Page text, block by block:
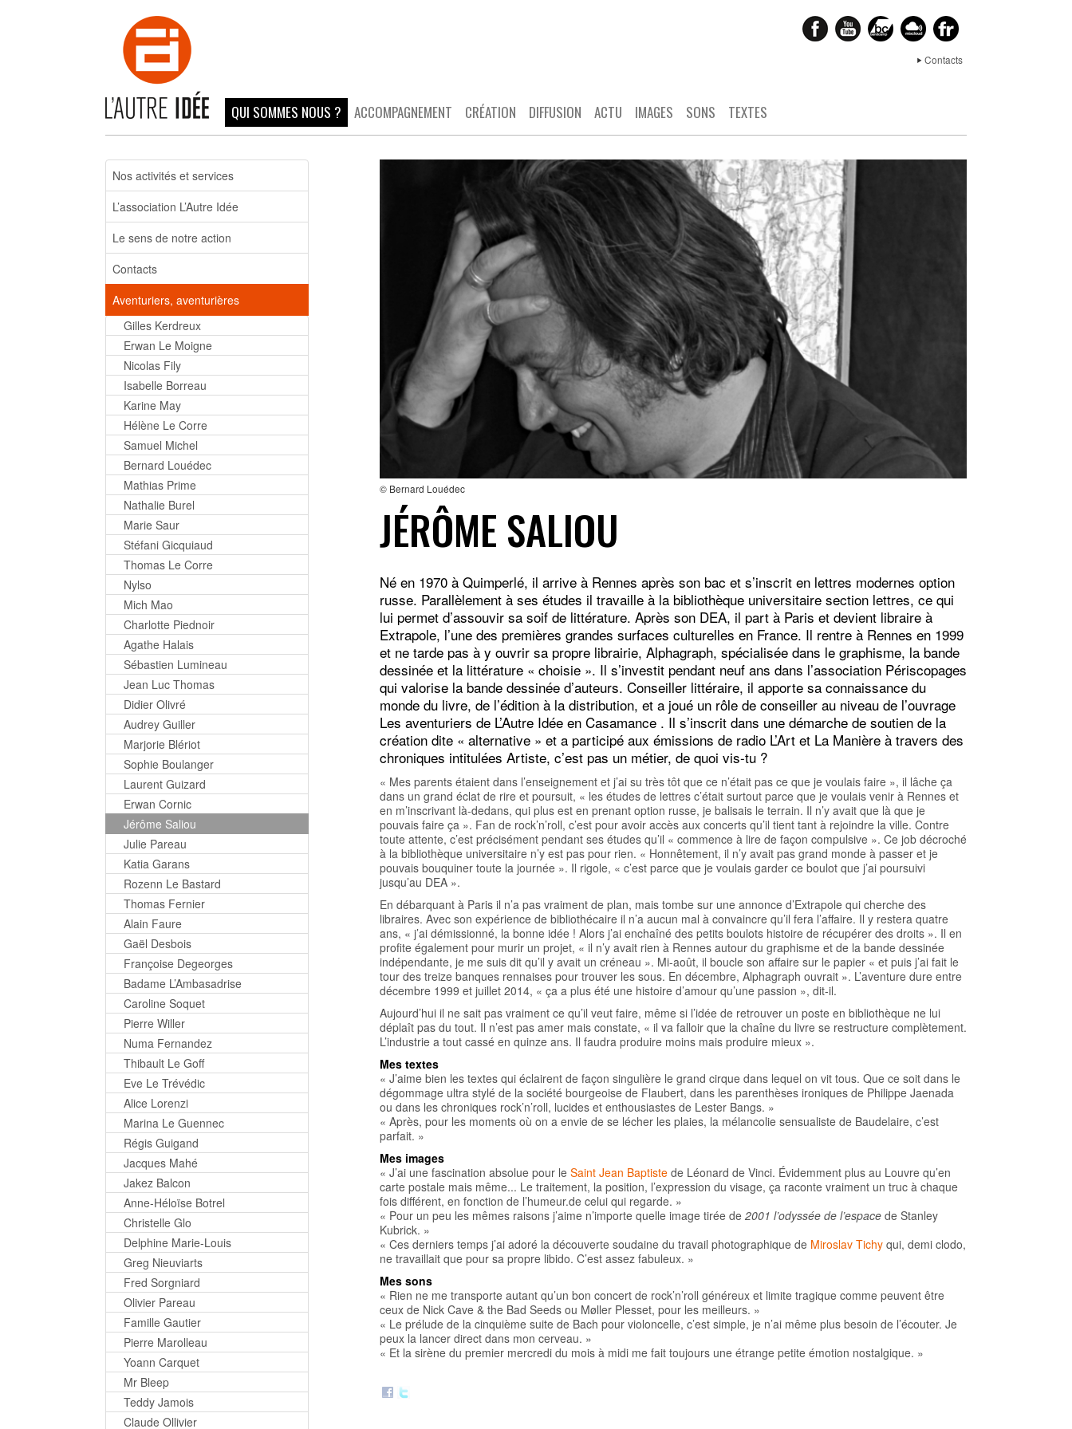
Contacts
QUI SOMMES NOUS ? ACCOMPAGNEMENT CRÉATION DIFFUSION ACTU IMAGES SONS TEXTES
© Bernard Louédec
JÉRÔME SALIOU
Né en 1970 à Quimperlé, il arrive à Rennes après son bac et s’inscrit en lettres modernes option
russe. Parallèlement à ses études il travaille à la bibliothèque universitaire section lettres, ce qui
lui permet d’assouvir sa soif de littérature. Après son DEA, il part à Paris et devient libraire à
Extrapole, l’une des premières grandes surfaces culturelles en France. Il rentre à Rennes en 1999
et ne tarde pas à y ouvrir sa propre librairie, Alphagraph, spécialisée dans le graphisme, la bande
dessinée et la littérature « choisie ». Il s’investit pendant neuf ans dans l’association Périscopages
qui valorise la bande dessinée d’auteurs. Conseiller littéraire, il apporte sa connaissance du
monde du livre, de l’édition à la distribution, et a joué un rôle de conseiller au niveau de l’ouvrage
Les aventuriers de L’Autre Idée en Casamance. Il s’inscrit dans une démarche de soutien de la
création dite « alternative » et a participé aux émissions de radio L’Art et La Manière à travers des
chroniques intitulées Artiste, c’est pas un métier, de quoi vis-tu ?
« Mes parents étaient dans l’enseignement et j’ai su très tôt que ce n’était pas ce que je voulais faire », il lâche ça
dans un grand éclat de rire et poursuit, « les études de lettres c’était surtout parce que je voulais venir à Rennes et
en m’inscrivant là-dedans, qui plus est en prenant option russe, je balisais le terrain. Il n’y avait que là que je
pouvais faire ça ». Fan de rock’n’roll, c’est pour avoir accès aux concerts qu’il tient tant à rejoindre la ville. Contre
toute attente, c’est précisément pendant ses études qu’il « commence à lire de façon compulsive ». Ce job décroché
à la bibliothèque universitaire n’y est pas pour rien. « Honnêtement, il n’y avait pas grand monde à passer et je
pouvais bouquiner toute la journée ». Il rigole, « c’est parce que je voulais garder ce boulot que j’ai poursuivi
jusqu’au DEA ».
En débarquant à Paris il n’a pas vraiment de plan, mais tombe sur une annonce d’Extrapole qui cherche des
libraires. Avec son expérience de bibliothécaire il n’a aucun mal à convaincre qu’il fera l’affaire. Il y restera quatre
ans, « j’ai démissionné, la bonne idée ! Alors j’ai enchaîné des petits boulots histoire de récupérer des droits ». Il en
profite également pour murir un projet, « il n’y avait rien à Rennes autour du graphisme et de la bande dessinée
indépendante, je me suis dit qu’il y avait un créneau ». Mi-août, il boucle son affaire sur le papier « et puis j’ai fait le
tour des treize banques rennaises pour trouver les sous. En décembre, Alphagraph ouvrait ». L’aventure dure entre
décembre 1999 et juillet 2014, « ça a plus été une histoire d’amour qu’une passion », dit-il.
Aujourd’hui il ne sait pas vraiment ce qu’il veut faire, même si l’idée de retrouver un poste en bibliothèque ne lui
déplaît pas du tout. Il n’est pas amer mais constate, « il va falloir que la chaîne du livre se restructure complètement.
L’industrie a tout cassé en quinze ans. Il faudra produire moins mais produire mieux ».
Mes textes
« J’aime bien les textes qui éclairent de façon singulière le grand cirque dans lequel on vit tous. Que ce soit dans le
dégommage ultra stylé de la société bourgeoise de Flaubert, dans les parenthèses ironiques de Philippe Jaenada
ou dans les chroniques rock’n’roll, lucides et enthousiastes de Lester Bangs. »
« Après, pour les moments où on a envie de se lécher les plaies, la mélancolie sensualiste de Baudelaire, c’est
parfait. »
Mes images
« J’ai une fascination absolue pour le Saint Jean Baptistede Léonard de Vinci. Évidemment plus au Louvre qu’en
carte postale mais même... Le traitement, la position, l’expression du visage, ça raconte vraiment un truc à chaque
fois différent, en fonction de l’humeur.de celui qui regarde. »
« Pour un peu les mêmes raisons j’aime n’importe quelle image tirée de 2001 l’odyssée de l’espacede Stanley
Kubrick. »
« Ces derniers temps j’ai adoré la découverte soudaine du travail photographique de Miroslav Tichyqui, demi clodo,
ne travaillait que pour sa propre libido. C’est assez fabuleux. »
Mes sons
« Rien ne me transporte autant qu’un bon concert de rock’n’roll généreux et limite tragique comme peuvent être
ceux de Nick Cave & the Bad Seeds ou Møller Plesset, pour les meilleurs. »
« Le prélude de la cinquième suite de Bach pour violoncelle, c’est simple, je n’ai même plus besoin de l’écouter. Je
peux la lancer direct dans mon cerveau. »
« Et la sirène du premier mercredi du mois à midi me fait toujours une étrange petite émotion nostalgique. »
Nos activités et services
L’association L’Autre Idée
Le sens de notre action
Contacts
Aventuriers, aventurières
Gilles Kerdreux
Erwan Le Moigne
Nicolas Fily
Isabelle Borreau
Karine May
Hélène Le Corre
Samuel Michel
Bernard Louédec
Mathias Prime
Nathalie Burel
Marie Saur
Stéfani Gicquiaud
Thomas Le Corre
Nylso
Mich Mao
Charlotte Piednoir
Agathe Halais
Sébastien Lumineau
Jean Luc Thomas
Didier Olivré
Audrey Guiller
Marjorie Blériot
Sophie Boulanger
Laurent Guizard
Erwan Cornic
Jérôme Saliou
Julie Pareau
Katia Garans
Rozenn Le Bastard
Thomas Fernier
Alain Faure
Gaël Desbois
Françoise Degeorges
Badame L’Ambasadrise
Caroline Soquet
Pierre Willer
Numa Fernandez
Thibault Le Goff
Eve Le Trévédic
Alice Lorenzi
Marina Le Guennec
Régis Guigand
Jacques Mahé
Jakez Balcon
Anne-Héloïse Botrel
Christelle Glo
Delphine Marie-Louis
Greg Nieuviarts
Fred Sorgniard
Olivier Pareau
Famille Gautier
Pierre Marolleau
Yoann Carquet
Mr Bleep
Teddy Jamois
Claude Ollivier